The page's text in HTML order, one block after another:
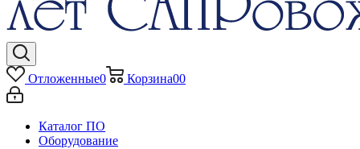
Отложенные0 Корзина00
Каталог ПО
Оборудование